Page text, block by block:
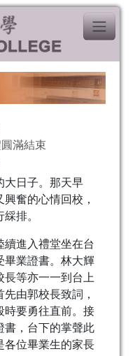
滿結束
大日子。那天早
奮的心情回校，
排。
續進入禮堂坐在台
畢業證書。林大輝
長等亦一一到台上
由郭校長致詞，
時要勇往直前。接
書，台下的掌聲此
各位畢業生的家長